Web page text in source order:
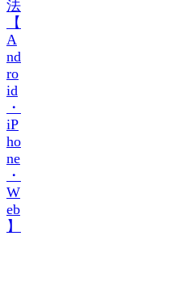
法
【
A
nd
ro
id
・
iP
ho
ne
・
W
eb
】